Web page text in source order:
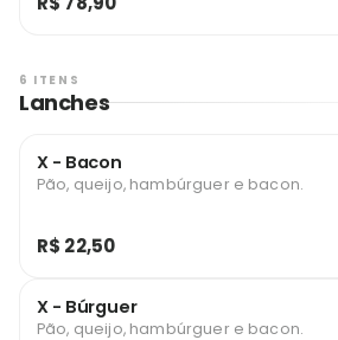
6 ITENS
Lanches
X - Bacon
Pão, queijo, hambúrguer e bacon.
R$ 22,50
X - Búrguer
Pão, queijo, hambúrguer e bacon.